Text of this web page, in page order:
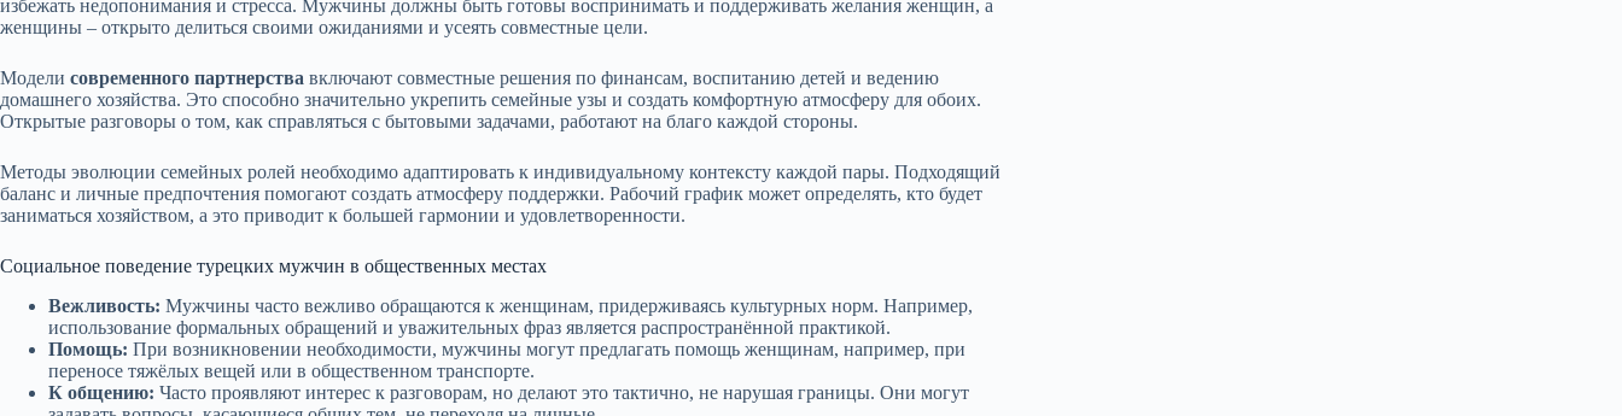
избежать недопонимания и стресса. Мужчины должны быть готовы воспринимать и поддерживать желания женщин, а
женщины – открыто делиться своими ожиданиями и усеять совместные цели.
Модели современного партнерства включают совместные решения по финансам, воспитанию детей и ведению
домашнего хозяйства. Это способно значительно укрепить семейные узы и создать комфортную атмосферу для обоих.
Открытые разговоры о том, как справляться с бытовыми задачами, работают на благо каждой стороны.
Методы эволюции семейных ролей необходимо адаптировать к индивидуальному контексту каждой пары. Подходящий
баланс и личные предпочтения помогают создать атмосферу поддержки. Рабочий график может определять, кто будет
заниматься хозяйством, а это приводит к большей гармонии и удовлетворенности.
Социальное поведение турецких мужчин в общественных местах
Вежливость: Мужчины часто вежливо обращаются к женщинам, придерживаясь культурных норм. Например,
использование формальных обращений и уважительных фраз является распространённой практикой.
Помощь: При возникновении необходимости, мужчины могут предлагать помощь женщинам, например, при
переносе тяжёлых вещей или в общественном транспорте.
К общению: Часто проявляют интерес к разговорам, но делают это тактично, не нарушая границы. Они могут